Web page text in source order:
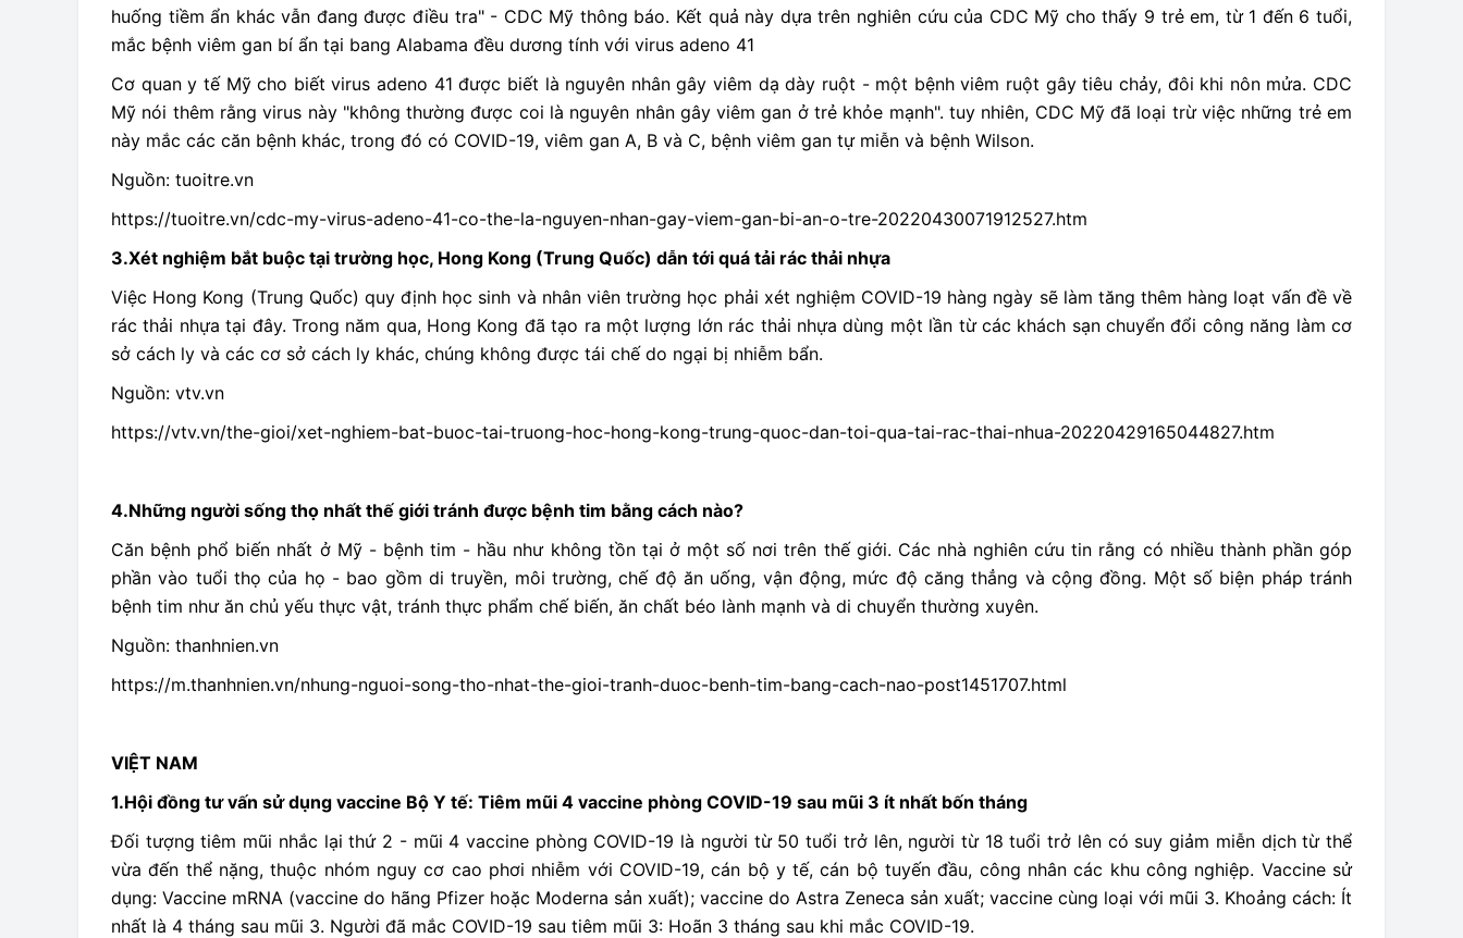
huống tiềm ẩn khác vẫn đang được điều tra" - CDC Mỹ thông báo. Kết quả này dựa trên nghiên cứu của CDC Mỹ cho thấy 9 trẻ em, từ 1 đến 6 tuổi,
mắc bệnh viêm gan bí ẩn tại bang Alabama đều dương tính với virus adeno 41
Cơ quan y tế Mỹ cho biết virus adeno 41 được biết là nguyên nhân gây viêm dạ dày ruột - một bệnh viêm ruột gây tiêu chảy, đôi khi nôn mửa. CDC
Mỹ nói thêm rằng virus này "không thường được coi là nguyên nhân gây viêm gan ở trẻ khỏe mạnh". tuy nhiên, CDC Mỹ đã loại trừ việc những trẻ em
này mắc các căn bệnh khác, trong đó có COVID-19, viêm gan A, B và C, bệnh viêm gan tự miễn và bệnh Wilson.
Nguồn: tuoitre.vn
https://tuoitre.vn/cdc-my-virus-adeno-41-co-the-la-nguyen-nhan-gay-viem-gan-bi-an-o-tre-20220430071912527.htm
3.Xét nghiệm bắt buộc tại trường học, Hong Kong (Trung Quốc) dẫn tới quá tải rác thải nhựa
Việc Hong Kong (Trung Quốc) quy định học sinh và nhân viên trường học phải xét nghiệm COVID-19 hàng ngày sẽ làm tăng thêm hàng loạt vấn đề về
rác thải nhựa tại đây. Trong năm qua, Hong Kong đã tạo ra một lượng lớn rác thải nhựa dùng một lần từ các khách sạn chuyển đổi công năng làm cơ
sở cách ly và các cơ sở cách ly khác, chúng không được tái chế do ngại bị nhiễm bẩn.
Nguồn: vtv.vn
https://vtv.vn/the-gioi/xet-nghiem-bat-buoc-tai-truong-hoc-hong-kong-trung-quoc-dan-toi-qua-tai-rac-thai-nhua-20220429165044827.htm
4.Những người sống thọ nhất thế giới tránh được bệnh tim bằng cách nào?
Căn bệnh phổ biến nhất ở Mỹ - bệnh tim - hầu như không tồn tại ở một số nơi trên thế giới. Các nhà nghiên cứu tin rằng có nhiều thành phần góp
phần vào tuổi thọ của họ - bao gồm di truyền, môi trường, chế độ ăn uống, vận động, mức độ căng thẳng và cộng đồng. Một số biện pháp tránh
bệnh tim như ăn chủ yếu thực vật, tránh thực phẩm chế biến, ăn chất béo lành mạnh và di chuyển thường xuyên.
Nguồn: thanhnien.vn
https://m.thanhnien.vn/nhung-nguoi-song-tho-nhat-the-gioi-tranh-duoc-benh-tim-bang-cach-nao-post1451707.html
VIỆT NAM
1.Hội đồng tư vấn sử dụng vaccine Bộ Y tế: Tiêm mũi 4 vaccine phòng COVID-19 sau mũi 3 ít nhất bốn tháng
Đối tượng tiêm mũi nhắc lại thứ 2 - mũi 4 vaccine phòng COVID-19 là người từ 50 tuổi trở lên, người từ 18 tuổi trở lên có suy giảm miễn dịch từ thể
vừa đến thể nặng, thuộc nhóm nguy cơ cao phơi nhiễm với COVID-19, cán bộ y tế, cán bộ tuyến đầu, công nhân các khu công nghiệp. Vaccine sử
dụng: Vaccine mRNA (vaccine do hãng Pfizer hoặc Moderna sản xuất); vaccine do Astra Zeneca sản xuất; vaccine cùng loại với mũi 3. Khoảng cách: Ít
nhất là 4 tháng sau mũi 3. Người đã mắc COVID-19 sau tiêm mũi 3: Hoãn 3 tháng sau khi mắc COVID-19.